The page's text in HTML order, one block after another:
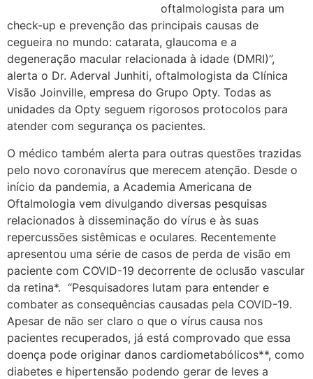
oftalmologista para um
check-up e prevenção das principais causas de
cegueira no mundo: catarata, glaucoma e a
degeneração macular relacionada à idade (DMRI)”,
alerta o Dr. Aderval Junhiti, oftalmologista da Clínica
Visão Joinville, empresa do Grupo Opty. Todas as
unidades da Opty seguem rigorosos protocolos para
atender com segurança os pacientes.
O médico também alerta para outras questões trazidas
pelo novo coronavírus que merecem atenção. Desde o
início da pandemia, a Academia Americana de
Oftalmologia vem divulgando diversas pesquisas
relacionados à disseminação do vírus e às suas
repercussões sistêmicas e oculares. Recentemente
apresentou uma série de casos de perda de visão em
paciente com COVID-19 decorrente de oclusão vascular
da retina*. “Pesquisadores lutam para entender e
combater as consequências causadas pela COVID-19.
Apesar de não ser claro o que o vírus causa nos
pacientes recuperados, já está comprovado que essa
doença pode originar danos cardiometabólicos**, como
diabetes e hipertensão podendo gerar de leves a